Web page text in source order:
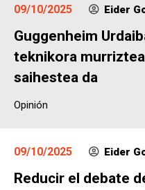
09/10/2025 Eider
Guggenheim
teknikora
saihestea da
Opinión
09/10/2025 Eider
Reducir el debate